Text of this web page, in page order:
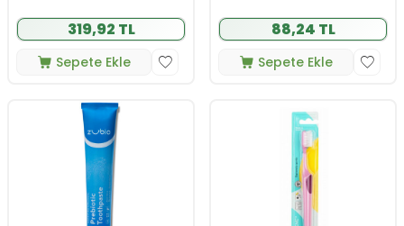
319,92 TL
Sepete Ekle
88,24 TL
Sepete Ekle